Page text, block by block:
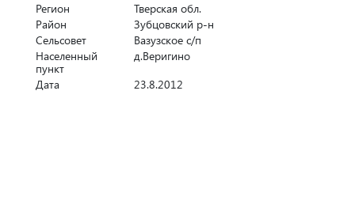
Регион
Тверская обл.
Район
Зубцовский р-н
Сельсовет
Вазузское с/п
Населенный
пункт
д.Веригино
Дата
23.8.2012